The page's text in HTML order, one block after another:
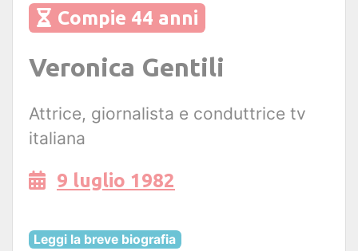
Compie 44 anni
Veronica Gentili
Attrice, giornalista e conduttrice tv
italiana
9 luglio 1982
Leggi la breve biografia